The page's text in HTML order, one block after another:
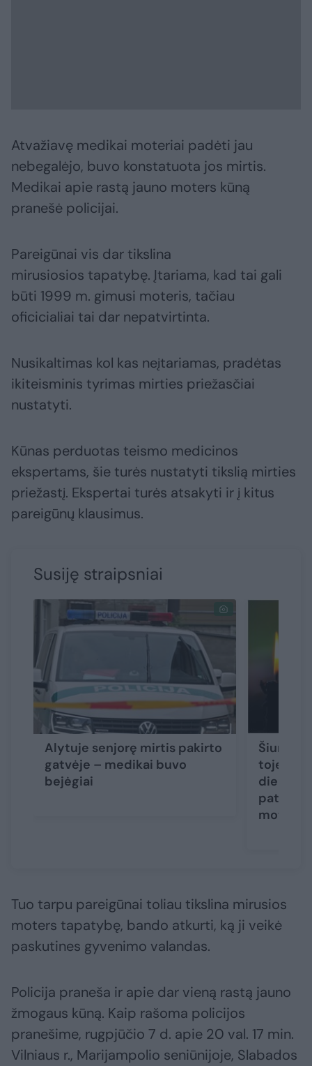
Atvažiavę medikai moteriai padėti jau
nebegalėjo, buvo konstatuota jos mirtis.
Medikai apie rastą jauno moters kūną
pranešė policijai.
Pareigūnai vis dar tikslina
mirusiosios tapatybę. Įtariama, kad tai gali
būti 1999 m. gimusi moteris, tačiau
oficicialiai tai dar nepatvirtinta.
Nusikaltimas kol kas neįtariamas, pradėtas
ikiteisminis tyrimas mirties priežasčiai
nustatyti.
Kūnas perduotas teismo medicinos
ekspertams, šie turės nustatyti tikslią mirties
priežastį. Ekspertai turės atsakyti ir į kitus
pareigūnų klausimus.
Susiję straipsniai
Alytuje senjorę mirtis pakirto
gatvėje – medikai buvo
bejėgiai
Šiurpūs
toje
dieną
paties
moterys
Tuo tarpu pareigūnai toliau tikslina mirusios
moters tapatybę, bando atkurti, ką ji veikė
paskutines gyvenimo valandas.
Policija praneša ir apie dar vieną rastą jauno
žmogaus kūną. Kaip rašoma policijos
pranešime, rugpjūčio 7 d. apie 20 val. 17 min.
Vilniaus r., Marijampolio seniūnijoje, Slabados